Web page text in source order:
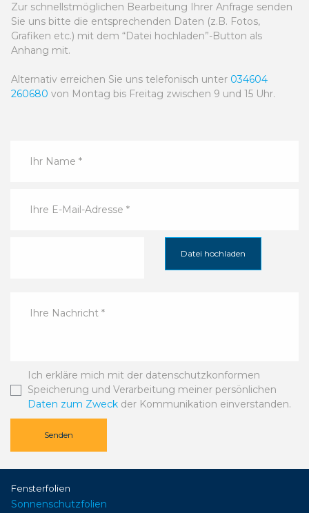
Zur schnellstmöglichen Bearbeitung Ihrer Anfrage senden
Sie uns bitte die entsprechenden Daten (z.B. Fotos,
Grafiken etc.) mit dem “Datei hochladen”-Button als
Anhang mit.
Alternativ erreichen Sie uns telefonisch unter 034604
260680 von Montag bis Freitag zwischen 9 und 15 Uhr.
Datei hochladen
Ich erkläre mich mit der datenschutzkonformen
Speicherung und Verarbeitung meiner persönlichen
Daten zum Zweck der Kommunikation einverstanden.
Senden
Fensterfolien
Sonnenschutzfolien